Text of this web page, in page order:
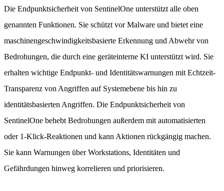
Die Endpunktsicherheit von SentinelOne unterstützt alle oben
genannten Funktionen. Sie schützt vor Malware und bietet eine
maschinengeschwindigkeitsbasierte Erkennung und Abwehr von
Bedrohungen, die durch eine geräteinterne KI unterstützt wird. Sie
erhalten wichtige Endpunkt- und Identitätswarnungen mit Echtzeit-
Transparenz von Angriffen auf Systemebene bis hin zu
identitätsbasierten Angriffen. Die Endpunktsicherheit von
SentinelOne behebt Bedrohungen außerdem mit automatisierten
oder 1-Klick-Reaktionen und kann Aktionen rückgängig machen.
Sie kann Warnungen über Workstations, Identitäten und
Gefährdungen hinweg korrelieren und priorisieren.